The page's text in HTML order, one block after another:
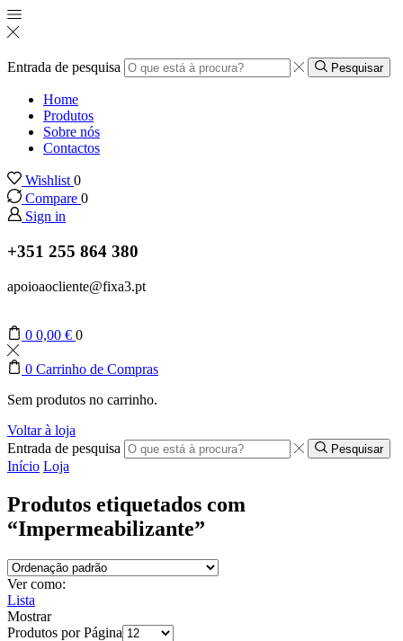
Entrada de pesquisa Pesquisar
Home
Produtos
Sobre nós
Contactos
Wishlist 0
Compare 0
Sign in
+351 255 864 380
apoioaocliente@fixa3.pt
0 0,00 € 0
0 Carrinho de Compras
Sem produtos no carrinho.
Voltar à loja
Entrada de pesquisa
Pesquisar
Início Loja
Produtos etiquetados com
“Impermeabilizante”
Ver como:
Lista
Mostrar
Produtos por Página